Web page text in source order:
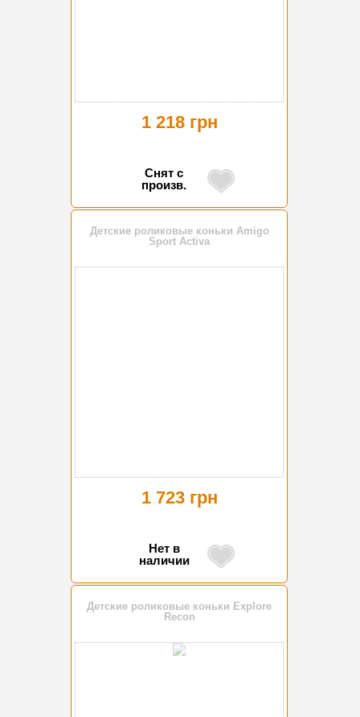
1 218 грн
Снят с
произв.
Детские роликовые коньки Amigo
Sport Activa
1 723 грн
Нет в
наличии
Детские роликовые коньки Explore
Recon